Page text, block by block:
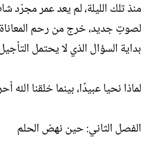
منذ تلك الليلة، لم يعد عمر مجرّد
لصوتٍ جديد، خرج من رحم المعاناة
بداية السؤال الذي لا يحتمل
لماذا نحيا عبيدًا، بينما خلقنا الله
الفصل الثاني: حين نهض الحلم